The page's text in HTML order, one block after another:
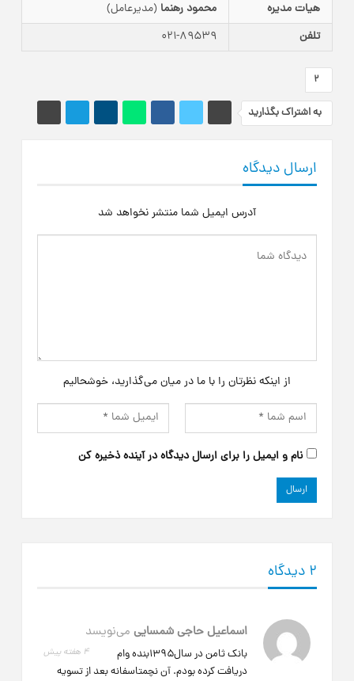
هیات مدیره
محمود رهنما (مدیرعامل)
تلفن
021-89539
2
به اشتراک بگذارید
ارسال دیدگاه
آدرس ایمیل شما منتشر نخواهد شد
از اینکه نظرتان را با ما در میان می‌گذارید، خوشحالیم
نام و ایمیل را برای ارسال دیدگاه در آینده ذخیره کن
2 دیدگاه
اسماعیل حاجی شمسایی می‌نویسد
4 هفته پیش
بانک ثامن در سال۱۳۹۵بنده وام
دریافت کرده بودم. آن نچمتاسفانه بعد از تسویه